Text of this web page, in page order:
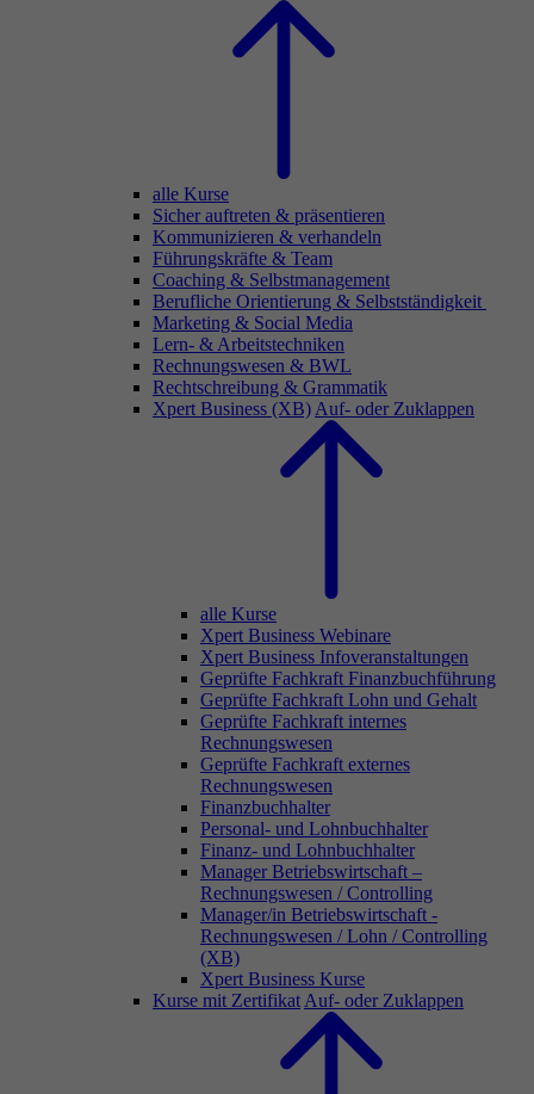
alle Kurse
Sicher auftreten & präsentieren
Kommunizieren & verhandeln
Führungskräfte & Team
Coaching & Selbstmanagement
Berufliche Orientierung & Selbstständigkeit
Marketing & Social Media
Lern- & Arbeitstechniken
Rechnungswesen & BWL
Rechtschreibung & Grammatik
Xpert Business (XB) Auf- oder Zuklappen
alle Kurse
Xpert Business Webinare
Xpert Business Infoveranstaltungen
Geprüfte Fachkraft Finanzbuchführung
Geprüfte Fachkraft Lohn und Gehalt
Geprüfte Fachkraft internes
Rechnungswesen
Geprüfte Fachkraft externes
Rechnungswesen
Finanzbuchhalter
Personal- und Lohnbuchhalter
Finanz- und Lohnbuchhalter
Manager Betriebswirtschaft –
Rechnungswesen / Controlling
Manager/in Betriebswirtschaft -
Rechnungswesen / Lohn / Controlling
(XB)
Xpert Business Kurse
Kurse mit Zertifikat Auf- oder Zuklappen